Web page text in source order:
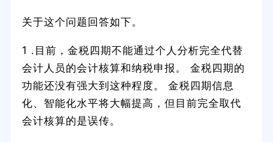
关于这个问题回答如下。
1 .目前，金税四期不能通过个人分析完全代替
会计人员的会计核算和纳税申报。 金税四期的
功能还没有强大到这种程度。 金税四期信息
化、智能化水平将大幅提高，但目前完全取代
会计核算的是误传。